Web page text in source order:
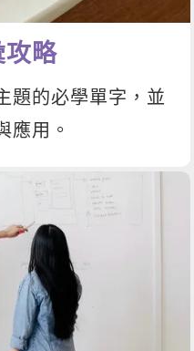
攻略
題的必學單字，並
應用。